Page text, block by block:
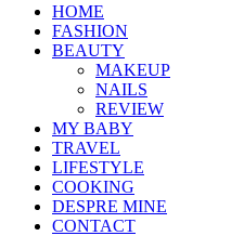
HOME
FASHION
BEAUTY
MAKEUP
NAILS
REVIEW
MY BABY
TRAVEL
LIFESTYLE
COOKING
DESPRE MINE
CONTACT